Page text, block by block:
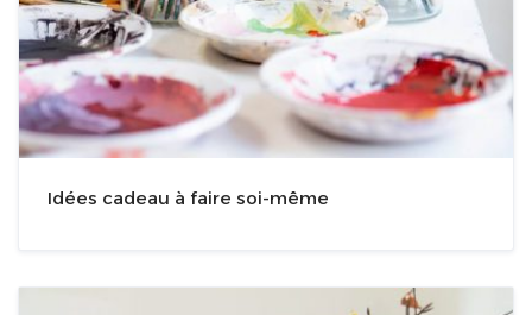
Idées cadeau à faire soi-même